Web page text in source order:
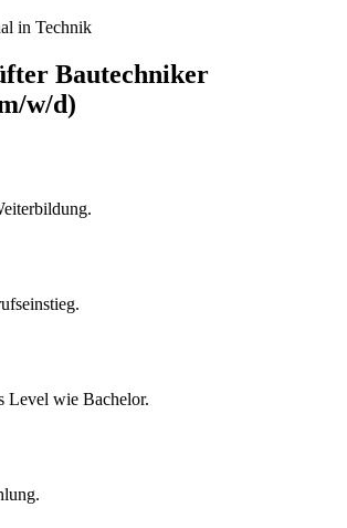
in Technik
Bautechniker
w/d)
Level wie Bachelor.